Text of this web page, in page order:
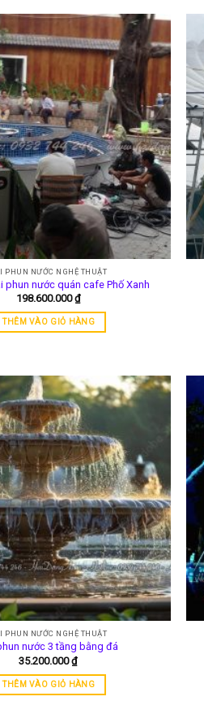
PHUN NƯỚC NGHỆ THUẬT
phun nước quán cafe Phố Xanh
198.600.000₫
THÊM VÀO GIỎ HÀNG
PHUN NƯỚC NGHỆ THUẬT
nước 3 tầng bằng đá
35.200.000₫
THÊM VÀO GIỎ HÀNG